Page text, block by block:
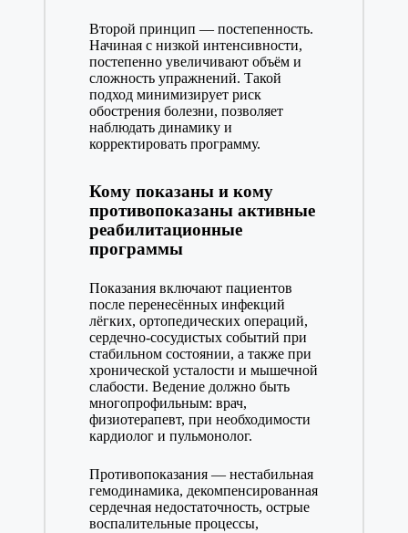
Второй принцип — постепенность.
Начиная с низкой интенсивности,
постепенно увеличивают объём и
сложность упражнений. Такой
подход минимизирует риск
обострения болезни, позволяет
наблюдать динамику и
корректировать программу.
Кому показаны и кому
противопоказаны активные
реабилитационные
программы
Показания включают пациентов
после перенесённых инфекций
лёгких, ортопедических операций,
сердечно-сосудистых событий при
стабильном состоянии, а также при
хронической усталости и мышечной
слабости. Ведение должно быть
многопрофильным: врач,
физиотерапевт, при необходимости
кардиолог и пульмонолог.
Противопоказания — нестабильная
гемодинамика, декомпенсированная
сердечная недостаточность, острые
воспалительные процессы,